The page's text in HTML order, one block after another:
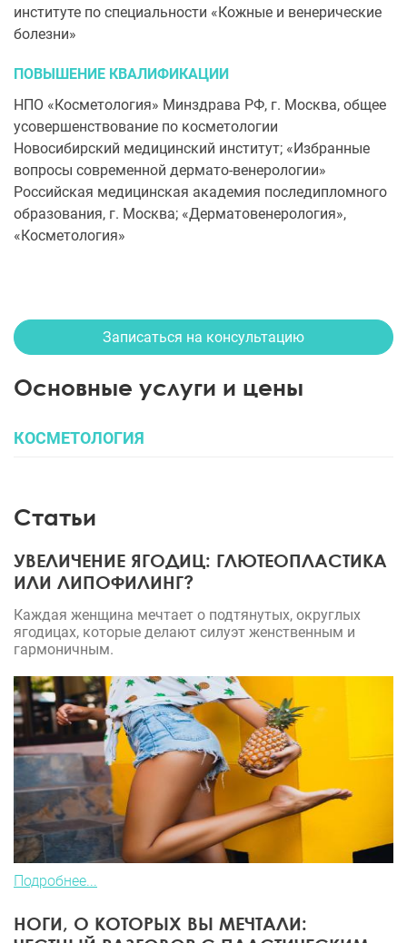
институте по специальности «Кожные и венерические
болезни»
ПОВЫШЕНИЕ КВАЛИФИКАЦИИ
НПО «Косметология» Минздрава РФ, г. Москва, общее
усовершенствование по косметологии
Новосибирский медицинский институт; «Избранные
вопросы современной дермато-венерологии»
Российская медицинская академия последипломного
образования, г. Москва; «Дерматовенерология»,
«Косметология»
Записаться на консультацию
Основные услуги и цены
КОСМЕТОЛОГИЯ
Статьи
УВЕЛИЧЕНИЕ ЯГОДИЦ: ГЛЮТЕОПЛАСТИКА
ИЛИ ЛИПОФИЛИНГ?
Каждая женщина мечтает о подтянутых, округлых
ягодицах, которые делают силуэт женственным и
гармоничным.
Подробнее...
НОГИ, О КОТОРЫХ ВЫ МЕЧТАЛИ: